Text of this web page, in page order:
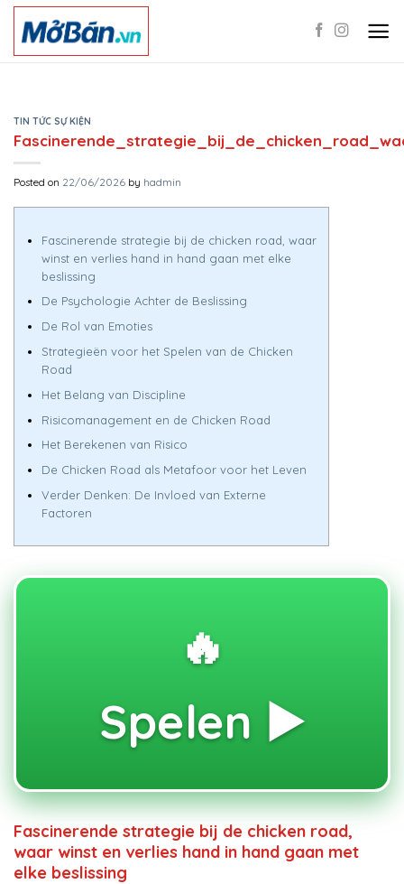
Skip
content
TIN TỨC SỰ KIỆN
Posted on 22/06/2026 by hadmin
Fascinerende strategie bij de chicken road, waar
winst en verlies hand in hand gaan met elke
beslissing
De Psychologie Achter de Beslissing
De Rol van Emoties
Strategieën voor het Spelen van de Chicken
Road
Het Belang van Discipline
Risicomanagement en de Chicken Road
Het Berekenen van Risico
De Chicken Road als Metafoor voor het Leven
Verder Denken: De Invloed van Externe
Factoren
🔥
Spelen ▶️
Fascinerende strategie bij de chicken road,
waar winst en verlies hand in hand gaan met
elke beslissing